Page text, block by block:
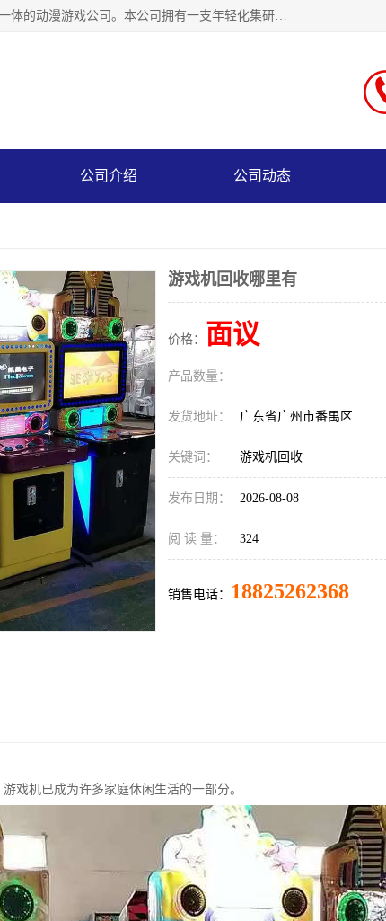
广州华耀动漫科技有限公司是一家集研发、生产、销售、娱乐场地合作经营于一体的动漫游戏公司。本公司拥有一支年轻化集研发生产到售后服务的队伍，及时地为客户提供、赚钱的产品。本公司以雄厚的实力、合理的价格、优良的服务与多家企业建立了长期的合作关系。热诚欢迎各界前来参观、考察、洽谈业务。目前公司经营的产品有：各种捕渔游戏机系列，大型模拟机系列、轮盘机系列、连线机系列、框体机系列、玛莉机系列等。
公司介绍 公司动态
游戏机回收哪里有
价格： 面议
产品数量：
发货地址： 广东省广州市番禺区
关键词： 游戏机回收
发布日期： 2026-08-08
阅 读 量： 324
销售电话： 18825262368
戏机已成为许多家庭休闲生活的一部分。